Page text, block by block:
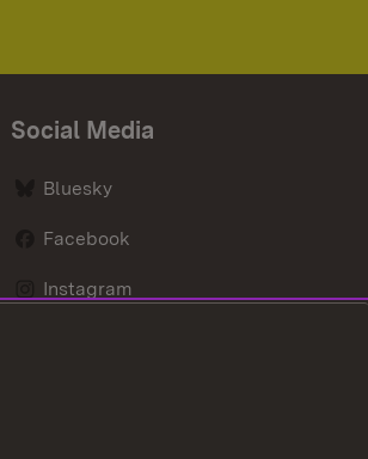
Social Media
Bluesky
Facebook
Instagram